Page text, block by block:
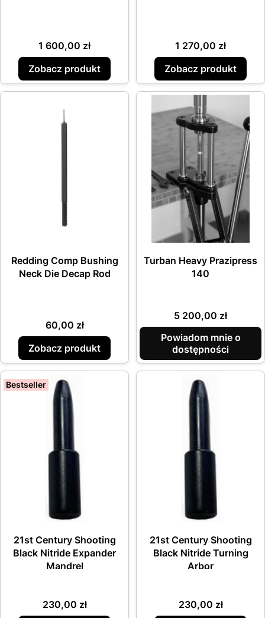
Cena
1 600,00 zł
Zobacz produkt
Cena
1 270,00 zł
Zobacz produkt
Redding Comp Bushing
Neck Die Decap Rod
Cena
60,00 zł
Zobacz produkt
Turban Heavy Prazipress
140
Cena
5 200,00 zł
Powiadom mnie o
dostępności
Bestseller
21st Century Shooting
Black Nitride Expander
Mandrel
Cena
230,00 zł
21st Century Shooting
Black Nitride Turning
Arbor
Cena
230,00 zł